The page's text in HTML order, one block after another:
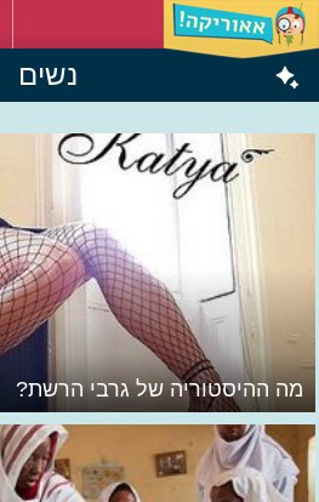
נשים
מה ההיסטוריה של גרבי הרשת?